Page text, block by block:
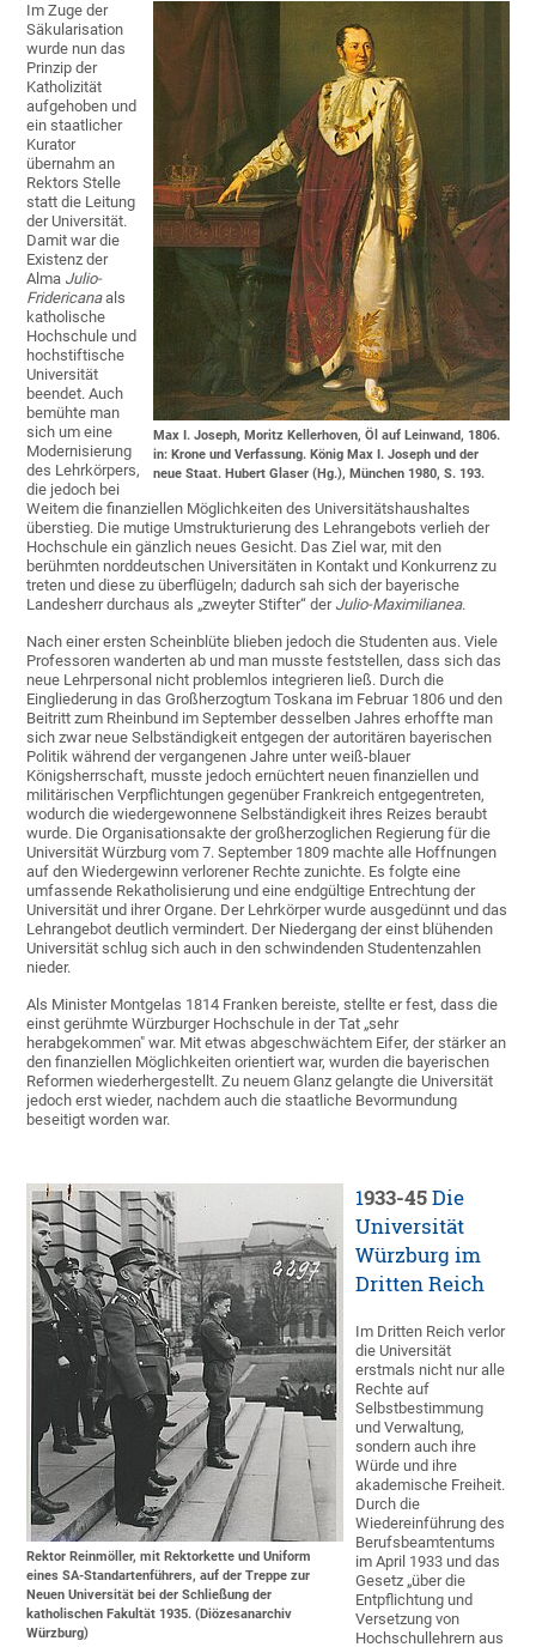
Max I. Joseph, Moritz Kellerhoven, Öl auf Leinwand, 1806.
in: Krone und Verfassung. König Max I. Joseph und der
neue Staat. Hubert Glaser (Hg.), München 1980, S. 193.
Im Zuge der
Säkularisation
wurde nun das
Prinzip der
Katholizität
aufgehoben und
ein staatlicher
Kurator
übernahm an
Rektors Stelle
statt die Leitung
der Universität.
Damit war die
Existenz der
Alma Julio-
Fridericanaals
katholische
Hochschule und
hochstiftische
Universität
beendet. Auch
bemühte man
sich um eine
Modernisierung
des Lehrkörpers,
die jedoch bei
Weitem die finanziellen Möglichkeiten des Universitätshaushaltes
überstieg. Die mutige Umstrukturierung des Lehrangebots verlieh der
Hochschule ein gänzlich neues Gesicht. Das Ziel war, mit den
berühmten norddeutschen Universitäten in Kontakt und Konkurrenz zu
treten und diese zu überflügeln; dadurch sah sich der bayerische
Landesherr durchaus als „zweyter Stifter“ der Julio-Maximilianea.
Nach einer ersten Scheinblüte blieben jedoch die Studenten aus. Viele
Professoren wanderten ab und man musste feststellen, dass sich das
neue Lehrpersonal nicht problemlos integrieren ließ. Durch die
Eingliederung in das Großherzogtum Toskana im Februar 1806 und den
Beitritt zum Rheinbund im September desselben Jahres erhoffte man
sich zwar neue Selbständigkeit entgegen der autoritären bayerischen
Politik während der vergangenen Jahre unter weiß-blauer
Königsherrschaft, musste jedoch ernüchtert neuen finanziellen und
militärischen Verpflichtungen gegenüber Frankreich entgegentreten,
wodurch die wiedergewonnene Selbständigkeit ihres Reizes beraubt
wurde. Die Organisationsakte der großherzoglichen Regierung für die
Universität Würzburg vom 7. September 1809 machte alle Hoffnungen
auf den Wiedergewinn verlorener Rechte zunichte. Es folgte eine
umfassende Rekatholisierung und eine endgültige Entrechtung der
Universität und ihrer Organe. Der Lehrkörper wurde ausgedünnt und das
Lehrangebot deutlich vermindert. Der Niedergang der einst blühenden
Universität schlug sich auch in den schwindenden Studentenzahlen
nieder.
Als Minister Montgelas 1814 Franken bereiste, stellte er fest, dass die
einst gerühmte Würzburger Hochschule in der Tat „sehr
herabgekommen" war. Mit etwas abgeschwächtem Eifer, der stärker an
den finanziellen Möglichkeiten orientiert war, wurden die bayerischen
Reformen wiederhergestellt. Zu neuem Glanz gelangte die Universität
jedoch erst wieder, nachdem auch die staatliche Bevormundung
beseitigt worden war.
Rektor Reinmöller, mit Rektorkette und Uniform
eines SA-Standartenführers, auf der Treppe zur
Neuen Universität bei der Schließung der
katholischen Fakultät 1935. (Diözesanarchiv
Würzburg)
1933-45Die
Universität
Würzburg im
Dritten Reich
Im Dritten Reich verlor
die Universität
erstmals nicht nur alle
Rechte auf
Selbstbestimmung
und Verwaltung,
sondern auch ihre
Würde und ihre
akademische Freiheit.
Durch die
Wiedereinführung des
Berufsbeamtentums
im April 1933 und das
Gesetz „über die
Entpflichtung und
Versetzung von
Hochschullehrern aus